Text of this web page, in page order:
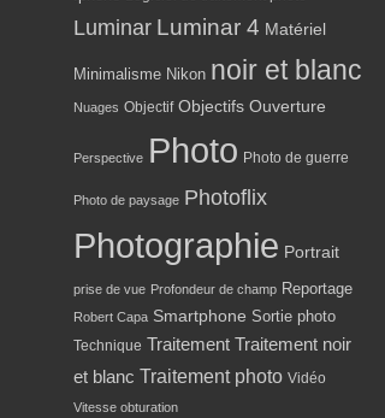
Luminar Luminar 4 Matériel
Minimalisme Nikon noir et blanc
Nuages Objectif Objectifs Ouverture
Perspective Photo Photo de guerre
Photo de paysage Photoflix
Photographie Portrait
prise de vue Profondeur de champ Reportage
Robert Capa Smartphone Sortie photo
Technique Traitement Traitement noir
et blanc Traitement photo Vidéo
Vitesse obturation